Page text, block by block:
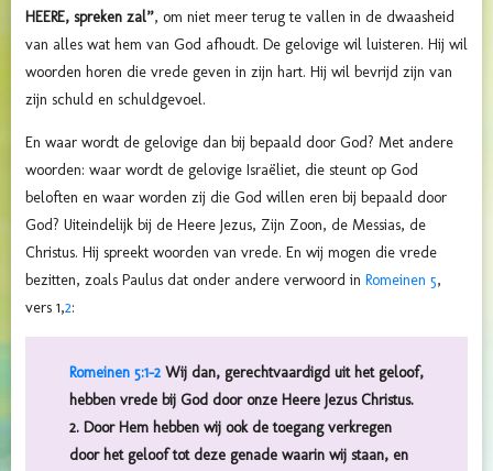
HEERE, spreken zal”, om niet meer terug te vallen in de dwaasheid
van alles wat hem van God afhoudt. De gelovige wil luisteren. Hij wil
woorden horen die vrede geven in zijn hart. Hij wil bevrijd zijn van
zijn schuld en schuldgevoel.
En waar wordt de gelovige dan bij bepaald door God? Met andere
woorden: waar wordt de gelovige Israëliet, die steunt op God
beloften en waar worden zij die God willen eren bij bepaald door
God? Uiteindelijk bij de Heere Jezus, Zijn Zoon, de Messias, de
Christus. Hij spreekt woorden van vrede. En wij mogen die vrede
bezitten, zoals Paulus dat onder andere verwoord in Romeinen 5,
vers 1,2:
Romeinen 5:1-2 Wij dan, gerechtvaardigd uit het geloof,
hebben vrede bij God door onze Heere Jezus Christus.
2. Door Hem hebben wij ook de toegang verkregen
door het geloof tot deze genade waarin wij staan, en